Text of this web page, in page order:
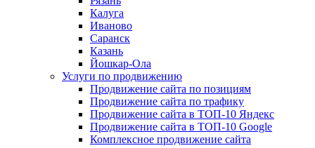
Калуга
Иваново
Саранск
Казань
Йошкар-Ола
Услуги по продвижению
Продвижение сайта по позициям
Продвижение сайта по трафику
Продвижение сайта в ТОП-10 Яндекс
Продвижение сайта в ТОП-10 Google
Комплексное продвижение сайта